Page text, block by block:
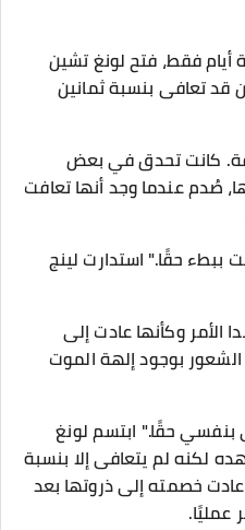
فقط، فتح لونغ تشين
قد تعافى بنسبة ثمانين
كانت تحدق في بعض
صُدم عندما وجد أنها تعافت
ببطء حقًا." استدارت لينج
الأمر وكأنها عادت إلى
بوجود إلهة الموت
حقًا." ابتسم لونغ
لكنه لم يتعافى إلا بنسبة
عادت خصمته إلى ذروتها بعد
عمليًا.